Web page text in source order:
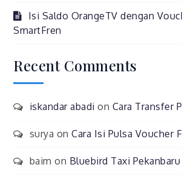
Isi Saldo OrangeTV dengan
SmartFren
Recent Comments
iskandar abadi on Cara Transfer
surya onCara Isi Pulsa Voucher
baim on Bluebird Taxi Pekanbaru